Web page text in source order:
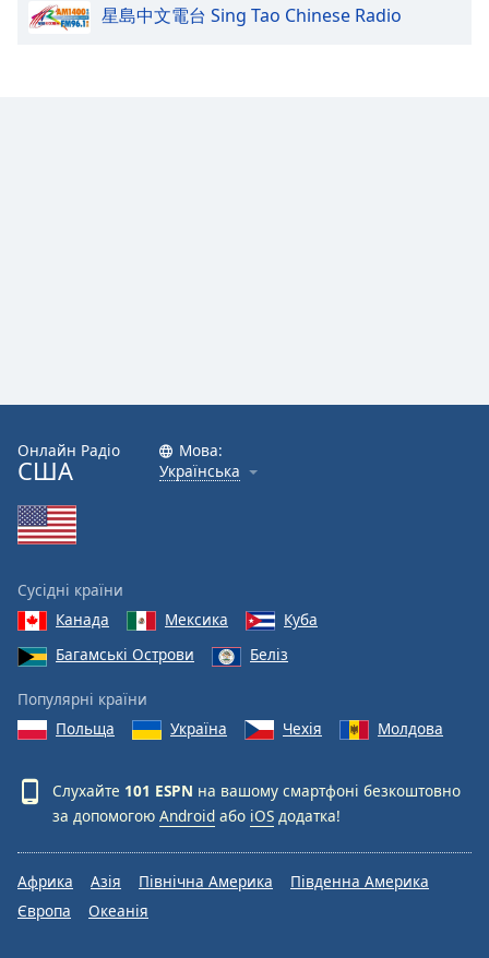
Opacity
Font
Family
Done
Close
Dialog
dialog
星島中文電台 Sing Tao Chinese Radio
Онлайн Радіо
США
Мова:
Українська
Сусідні країни
Канада
Мексика
Куба
Багамські Острови
Беліз
Популярні країни
Польща
Україна Чехія Молдова
Слухайте 101 ESPN на вашому смартфоні безкоштовно
за допомогою Android або iOS додатка!
Африка Азія Північна Америка
Південна Америка
Європа
Океанія